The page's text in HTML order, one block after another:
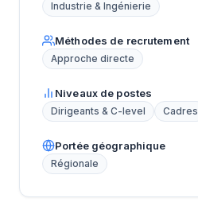
Industrie & Ingénierie
Méthodes de recrutement
Approche directe
Niveaux de postes
Dirigeants & C-level Cadres
Portée géographique
Régionale